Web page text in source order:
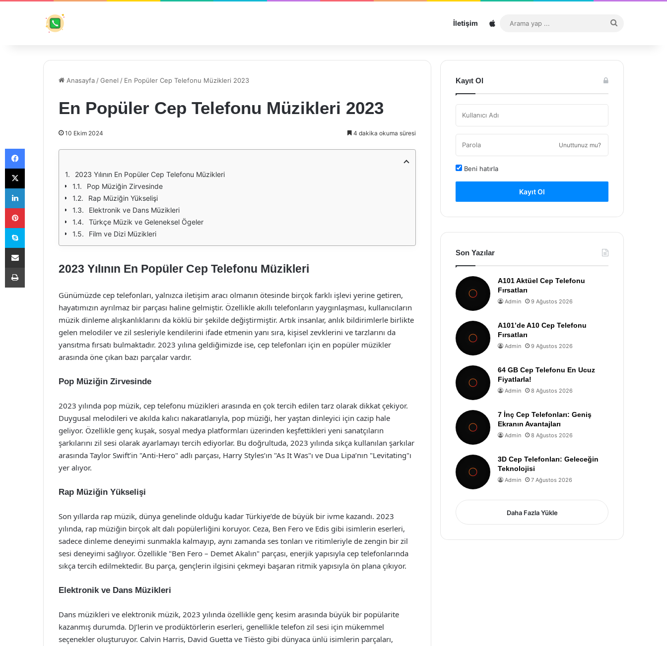
İletişim Sitemap
...
Anasayfa /Genel / En Popüler Cep Telefonu Müzikleri 2023
En Popüler Cep Telefonu Müzikleri 2023
10 Ekim 2024 4 dakika okuma süresi
2023 Yılının En Popüler Cep Telefonu Müzikleri
Pop Müziğin Zirvesinde
Rap Müziğin Yükselişi
Elektronik ve Dans Müzikleri
Türkçe Müzik ve Geleneksel Ögeler
Film ve Dizi Müzikleri
2023 Yılının En Popüler Cep Telefonu Müzikleri
Günümüzde cep telefonları, yalnızca iletişim aracı olmanın ötesinde birçok farklı işlevi yerine getiren,
hayatımızın ayrılmaz bir parçası haline gelmiştir. Özellikle akıllı telefonların yaygınlaşması, kullanıcıların
müzik dinleme alışkanlıklarını da köklü bir şekilde değiştirmiştir. Artık insanlar, anlık bildirimlerle birlikte
gelen melodiler ve zil sesleriyle kendilerini ifade etmenin yanı sıra, kişisel zevklerini ve tarzlarını da
yansıtma fırsatı bulmaktadır. 2023 yılına geldiğimizde ise, cep telefonları için en popüler müzikler
arasında öne çıkan bazı parçalar vardır.
Pop Müziğin Zirvesinde
2023 yılında pop müzik, cep telefonu müzikleri arasında en çok tercih edilen tarz olarak dikkat çekiyor.
Duygusal melodileri ve akılda kalıcı nakaratlarıyla, pop müziği, her yaştan dinleyici için cazip hale
geliyor. Özellikle genç kuşak, sosyal medya platformları üzerinden keşfettikleri yeni sanatçıların
şarkılarını zil sesi olarak ayarlamayı tercih ediyorlar. Bu doğrultuda, 2023 yılında sıkça kullanılan şarkılar
arasında Taylor Swift’in "Anti-Hero" adlı parçası, Harry Styles’ın "As It Was"ı ve Dua Lipa’nın "Levitating"ı
yer alıyor.
Rap Müziğin Yükselişi
Son yıllarda rap müzik, dünya genelinde olduğu kadar Türkiye’de de büyük bir ivme kazandı. 2023
yılında, rap müziğin birçok alt dalı popülerliğini koruyor. Ceza, Ben Fero ve Edis gibi isimlerin eserleri,
sadece dinleme deneyimi sunmakla kalmayıp, aynı zamanda ses tonları ve ritimleriyle de zengin bir zil
sesi deneyimi sağlıyor. Özellikle "Ben Fero – Demet Akalın" parçası, enerjik yapısıyla cep telefonlarında
sıkça tercih edilmektedir. Bu parça, gençlerin ilgisini çekmeyi başaran ritmik yapısıyla ön plana çıkıyor.
Elektronik ve Dans Müzikleri
Dans müzikleri ve elektronik müzik, 2023 yılında özellikle genç kesim arasında büyük bir popülarite
kazanmış durumda. DJ’lerin ve prodüktörlerin eserleri, genellikle telefon zil sesi için mükemmel
seçenekler oluşturuyor. Calvin Harris, David Guetta ve Tiësto gibi dünyaca ünlü isimlerin parçaları,
Kayıt Ol
Unuttunuz mu?
Beni hatırla
Kayıt Ol
Son Yazılar
A101 Aktüel Cep Telefonu
Fırsatları
Admin 9 Ağustos 2026
A101’de A10 Cep Telefonu
Fırsatları
Admin 9 Ağustos 2026
64 GB Cep Telefonu En Ucuz
Fiyatlarla!
Admin 8 Ağustos 2026
7 İnç Cep Telefonları: Geniş
Ekranın Avantajları
Admin 8 Ağustos 2026
3D Cep Telefonları: Geleceğin
Teknolojisi
Admin 7 Ağustos 2026
Daha Fazla Yükle
Facebook
X
LinkedIn
Pinterest
Skype
E-Posta ile paylaş